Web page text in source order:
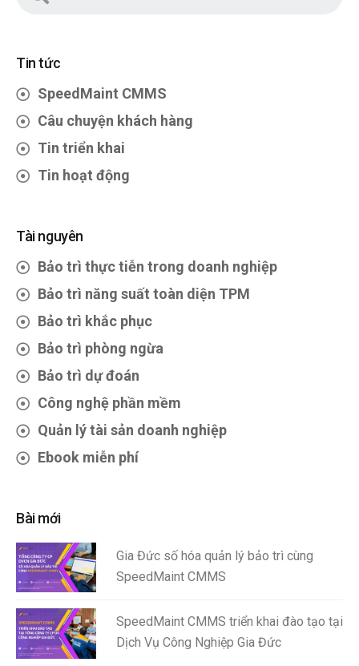
Tin tức
SpeedMaint CMMS
Câu chuyện khách hàng
Tin triển khai
Tin hoạt động
Tài nguyên
Bảo trì thực tiễn trong doanh nghiệp
Bảo trì năng suất toàn diện TPM
Bảo trì khắc phục
Bảo trì phòng ngừa
Bảo trì dự đoán
Công nghệ phần mềm
Quản lý tài sản doanh nghiệp
Ebook miễn phí
Bài mới
Gia Đức số hóa quản lý bảo trì cùng
SpeedMaint CMMS
SpeedMaint CMMS triển khai đào tạo tại
Dịch Vụ Công Nghiệp Gia Đức